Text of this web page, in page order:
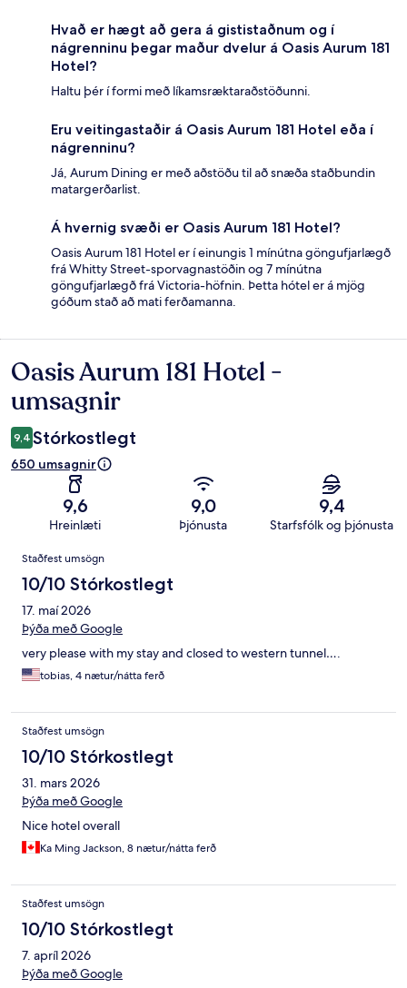
Hvað er hægt að gera á gististaðnum og í
nágrenninu þegar maður dvelur á Oasis Aurum 181
Hotel?
Haltu þér í formi með líkamsræktaraðstöðunni.
Eru veitingastaðir á Oasis Aurum 181 Hotel eða í
nágrenninu?
Já, Aurum Dining er með aðstöðu til að snæða staðbundin
matargerðarlist.
Á hvernig svæði er Oasis Aurum 181 Hotel?
Oasis Aurum 181 Hotel er í einungis 1 mínútna göngufjarlægð
frá Whitty Street-sporvagnastöðin og 7 mínútna
göngufjarlægð frá Victoria-höfnin. Þetta hótel er á mjög
góðum stað að mati ferðamanna.
Umsagnir
Oasis Aurum 181 Hotel -
umsagnir
9,4 Stórkostlegt
650 umsagnir
9,6
Hreinlæti
9,0
Þjónusta
9,4
Starfsfólk og þjónusta
Umsagnir
Staðfest umsögn
10/10 Stórkostlegt
17. maí 2026
Þýða með Google
very please with my stay and closed to western tunnel….
tobias, 4 nætur/nátta ferð
Staðfest umsögn
10/10 Stórkostlegt
31. mars 2026
Þýða með Google
Nice hotel overall
Ka Ming Jackson, 8 nætur/nátta ferð
Staðfest umsögn
10/10 Stórkostlegt
7. apríl 2026
Þýða með Google